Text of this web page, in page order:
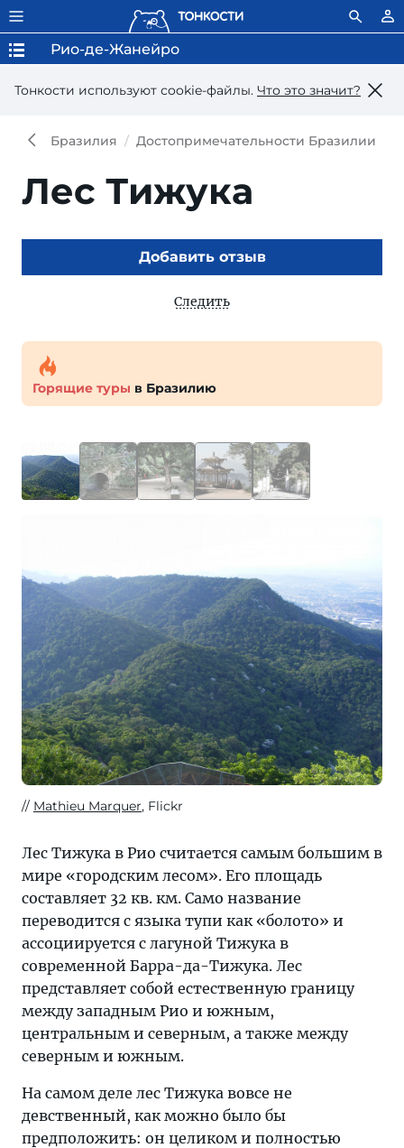
Тонкости используют сookie-файлы. Что это значит?
Рио-де-Жанейро
Бразилия Достопримечательности Бразилии
Лес Тижука
Добавить отзыв
Следить
Горящие туры в Бразилию
Mathieu Marquer, Flickr
Лес Тижука в Рио считается самым большим в
мире «городским лесом». Его площадь
составляет 32 кв. км. Само название
переводится с языка тупи как «болото» и
ассоциируется с лагуной Тижука в
современной Барра-да-Тижука. Лес
представляет собой естественную границу
между западным Рио и южным,
центральным и северным, а также между
северным и южным.
На самом деле лес Тижука вовсе не
девственный, как можно было бы
предположить: он целиком и полностью